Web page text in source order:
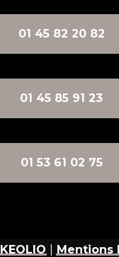
01 45 82 20 82
01 45 85 91 23
01 53 61 02 75
KEOLIO Mentions